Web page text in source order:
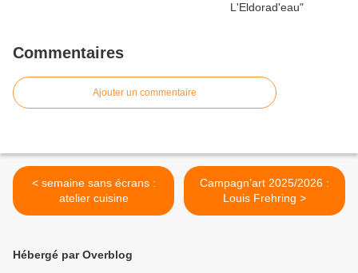
Commentaires
Ajouter un commentaire
< semaine sans écrans :
atelier cuisine
Campagn’art 2025/2026 :
Louis Frehring >
Hébergé par Overblog